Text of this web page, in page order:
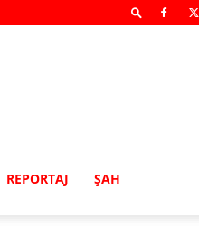
REPORTAJ ŞAH